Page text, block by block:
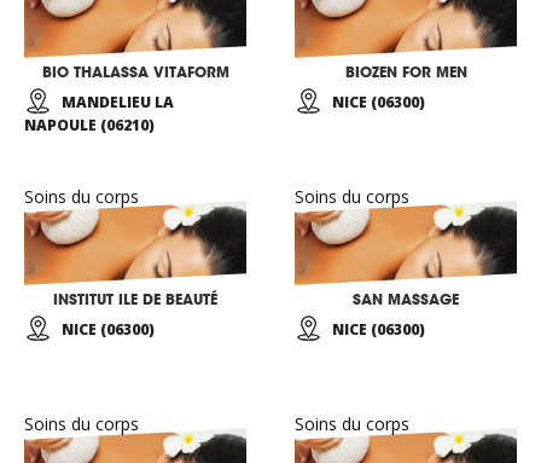
BIO THALASSA VITAFORM
MANDELIEU LA
NAPOULE (06210)
BIOZEN FOR MEN
NICE (06300)
Soins du corps
INSTITUT ILE DE BEAUTÉ
NICE (06300)
Soins du corps
SAN MASSAGE
NICE (06300)
Soins du corps Soins du corps